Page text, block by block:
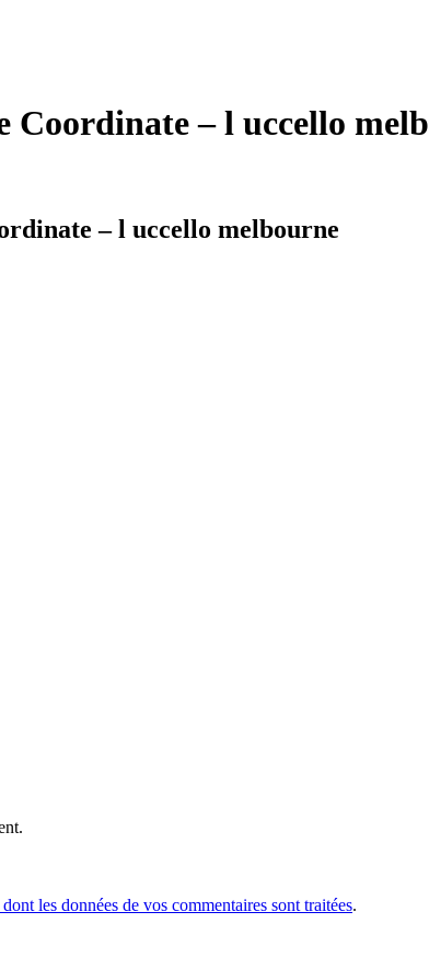
Coordinate – l uccello
– l uccello melbourne
les données de vos commentaires sont traitées.